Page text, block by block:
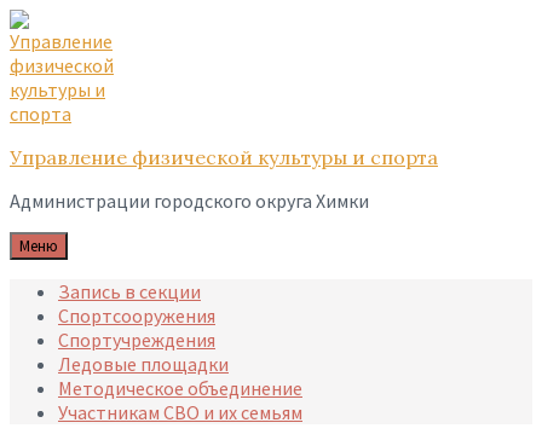
Skip
to
content
Skip
to
main
navigation
Skip
to
footer
Управление физической культуры и спорта
Администрации городского округа Химки
Меню
Запись в секции
Спортсооружения
Спортучреждения
Ледовые площадки
Методическое объединение
Участникам СВО и их семьям